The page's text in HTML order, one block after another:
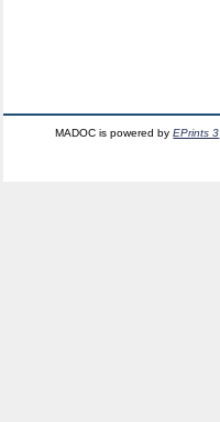
MADOC is powered byEPrints 3